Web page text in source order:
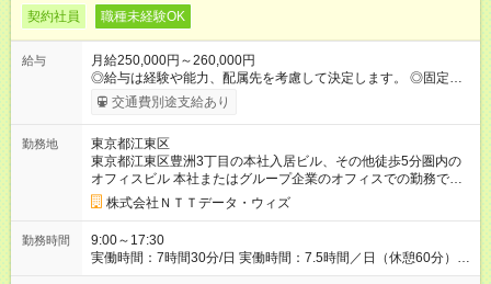
契約社員 職種未経験OK
給与
月給250,000円～260,000円
◎給与は経験や能力、配属先を考慮して決定します。 ◎固定残業
はありません。残業代は別途全額支給します。 ＼各種手当が充
実！／ 交通費は全額支給。 その他にも、以下の各種手当がござ
用期間なし
交通費別途支給あり
勤務地
東京都江東区
東京都江東区豊洲3丁目の本社入居ビル、その他徒歩5分圏内の
オフィスビル 本社またはグループ企業のオフィスでの勤務で
す。 配属先は希望やスキルなどを考慮して決定。 募集ポジショ
ンは選考状況により終了となる場合があります。（最寄り駅：
東京メトロ有楽町線「
株式会社ＮＴＴデータ・ウィズ
勤務時間
9:00～17:30
実働時間：7時間30分/日 実働時間：7.5時間／日（休憩60分） ※
残業は月平均10～20時間程度です。 ※始終業時間は配属先や担